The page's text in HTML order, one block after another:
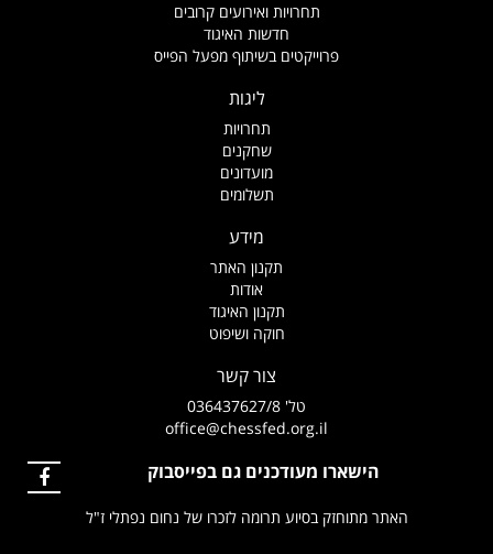
תחרויות ואירועים קרובים
חדשות האיגוד
פרוייקטים בשיתוף מפעל הפייס
ליגות
תחרויות
שחקנים
מועדונים
תשלומים
מידע
תקנון האתר
אודות
תקנון האיגוד
חוקה ושיפוט
צור קשר
טל' 036437627/8
office@chessfed.org.il
הישארו מעודכנים גם בפייסבוק
האתר מתוחזק בסיוע תרומה לזכרו של נחום נפתלי ז"ל